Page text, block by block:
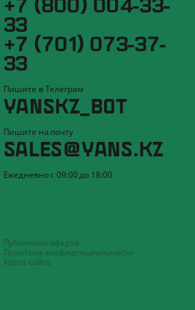
+7 (800) 004-33-
33
+7 (701) 073-37-
33
Пишите в Телеграм
YANSKZ_BOT
Пишите на почту
SALES@YANS.KZ
Ежедневно с 09:00 до 18:00
Публичная оферта
Политика конфиденциальности
Карта сайта